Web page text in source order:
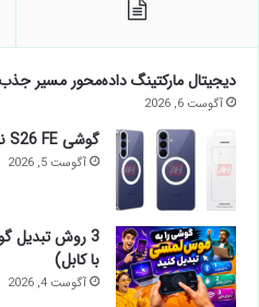
دیجیتال مارکتینگ داده‌محور مسیر
آگوست 6, 2026
گوشی S26 FE نیامده، تصاویر قاب‌هایش لو رفت
آگوست 5, 2026
3 روش تبدیل
با کابل)
آگوست 4, 2026